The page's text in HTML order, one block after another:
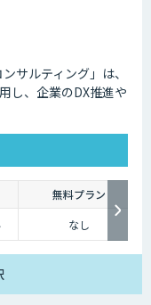
サルティング」は、
し、企業のDX推進や
無料プラン
なし